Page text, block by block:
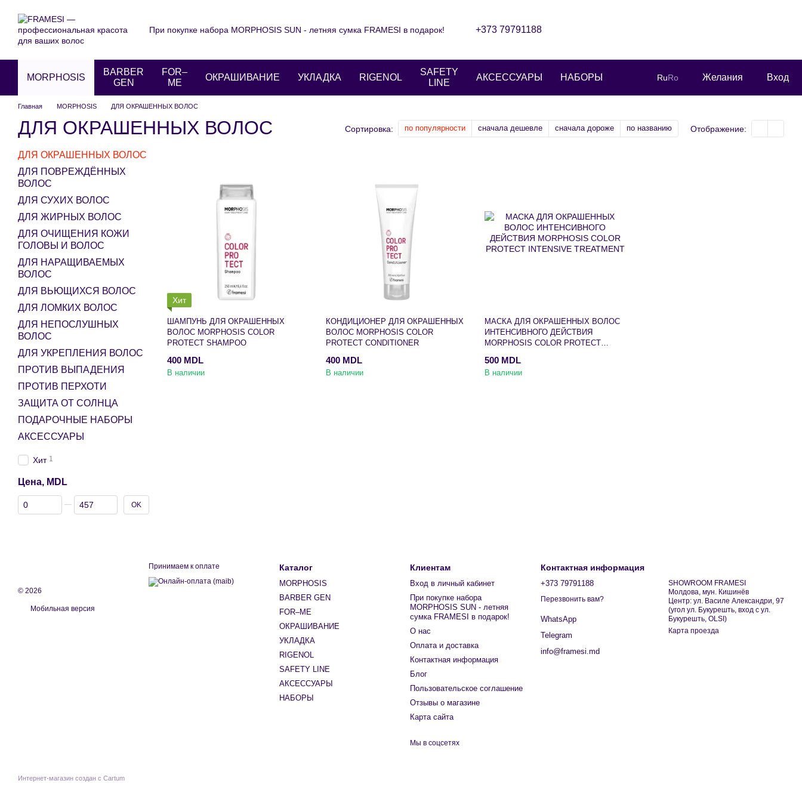
При покупке набора MORPHOSIS SUN - летняя сумка FRAMESI в подарок!
+373 79791188
MORPHOSIS
BARBER
GEN
FOR–
ME
ОКРАШИВАНИЕ УКЛАДКА RIGENOL
SAFETY
LINE
АКСЕССУАРЫ НАБОРЫ RuRo Желания Вход
Главная MORPHOSIS ДЛЯ ОКРАШЕННЫХ ВОЛОС
ДЛЯ ОКРАШЕННЫХ ВОЛОС Сортировка: по популярности сначала дешевле сначала дороже по названию Отображение:
Хит
ШАМПУНЬ ДЛЯ ОКРАШЕННЫХ
ВОЛОС MORPHOSIS COLOR
PROTECT SHAMPOO
400 MDL
В наличии
КОНДИЦИОНЕР ДЛЯ ОКРАШЕННЫХ
ВОЛОС MORPHOSIS COLOR
PROTECT CONDITIONER
400 MDL
В наличии
МАСКА ДЛЯ ОКРАШЕННЫХ ВОЛОС
ИНТЕНСИВНОГО ДЕЙСТВИЯ
MORPHOSIS COLOR PROTECT
500 MDL
В наличии
ДЛЯ ОКРАШЕННЫХ ВОЛОС
ДЛЯ ПОВРЕЖДЁННЫХ
ВОЛОС
ДЛЯ СУХИХ ВОЛОС
ДЛЯ ЖИРНЫХ ВОЛОС
ДЛЯ ОЧИЩЕНИЯ КОЖИ
ГОЛОВЫ И ВОЛОС
ДЛЯ НАРАЩИВАЕМЫХ
ВОЛОС
ДЛЯ ВЬЮЩИХСЯ ВОЛОС
ДЛЯ ЛОМКИХ ВОЛОС
ДЛЯ НЕПОСЛУШНЫХ
ВОЛОС
ДЛЯ УКРЕПЛЕНИЯ ВОЛОС
ПРОТИВ ВЫПАДЕНИЯ
ПРОТИВ ПЕРХОТИ
ЗАЩИТА ОТ СОЛНЦА
ПОДАРОЧНЫЕ НАБОРЫ
АКСЕССУАРЫ
Хит 1
Цена, MDL
От Цена, MDL
До Цена, MDL OK
© 2026
Мобильная версия
Интернет-магазин создан с Cartum
Принимаем к оплате Каталог
MORPHOSIS
BARBER GEN
FOR–ME
ОКРАШИВАНИЕ
УКЛАДКА
RIGENOL
SAFETY LINE
АКСЕССУАРЫ
НАБОРЫ
Клиентам
Вход в личный кабинет
При покупке набора
MORPHOSIS SUN - летняя
сумка FRAMESI в подарок!
О нас
Оплата и доставка
Контактная информация
Блог
Пользовательское соглашение
Отзывы о магазине
Карта сайта
Мы в соцсетях
Контактная информация
+373 79791188
Перезвонить вам?
WhatsApp
Telegram
info@framesi.md
SHOWROOM FRAMESI
Молдова, мун. Кишинёв
Центр: ул. Василе Александри, 97
(угол ул. Букурешть, вход с ул.
Букурешть, OLSI)
Карта проезда